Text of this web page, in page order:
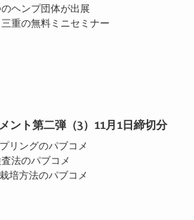
ヘンプ団体が出展
重の無料ミニセミナー
ント第二弾（3）11月1日締切分
リングのパブコメ
法のパブコメ
培方法のパブコメ